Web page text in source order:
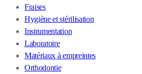
Fraises
Hygiène et stérilisation
Instrumentation
Laboratoire
Matériaux à empreintes
Orthodontie